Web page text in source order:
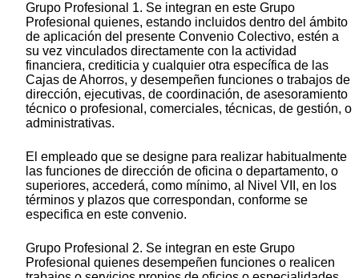
Grupo Profesional 1. Se integran en este Grupo
Profesional quienes, estando incluidos dentro del ámbito
de aplicación del presente Convenio Colectivo, estén a
su vez vinculados directamente con la actividad
financiera, crediticia y cualquier otra específica de las
Cajas de Ahorros, y desempeñen funciones o trabajos de
dirección, ejecutivas, de coordinación, de asesoramiento
técnico o profesional, comerciales, técnicas, de gestión, o
administrativas.
El empleado que se designe para realizar habitualmente
las funciones de dirección de oficina o departamento, o
superiores, accederá, como mínimo, al Nivel VII, en los
términos y plazos que correspondan, conforme se
especifica en este convenio.
Grupo Profesional 2. Se integran en este Grupo
Profesional quienes desempeñen funciones o realicen